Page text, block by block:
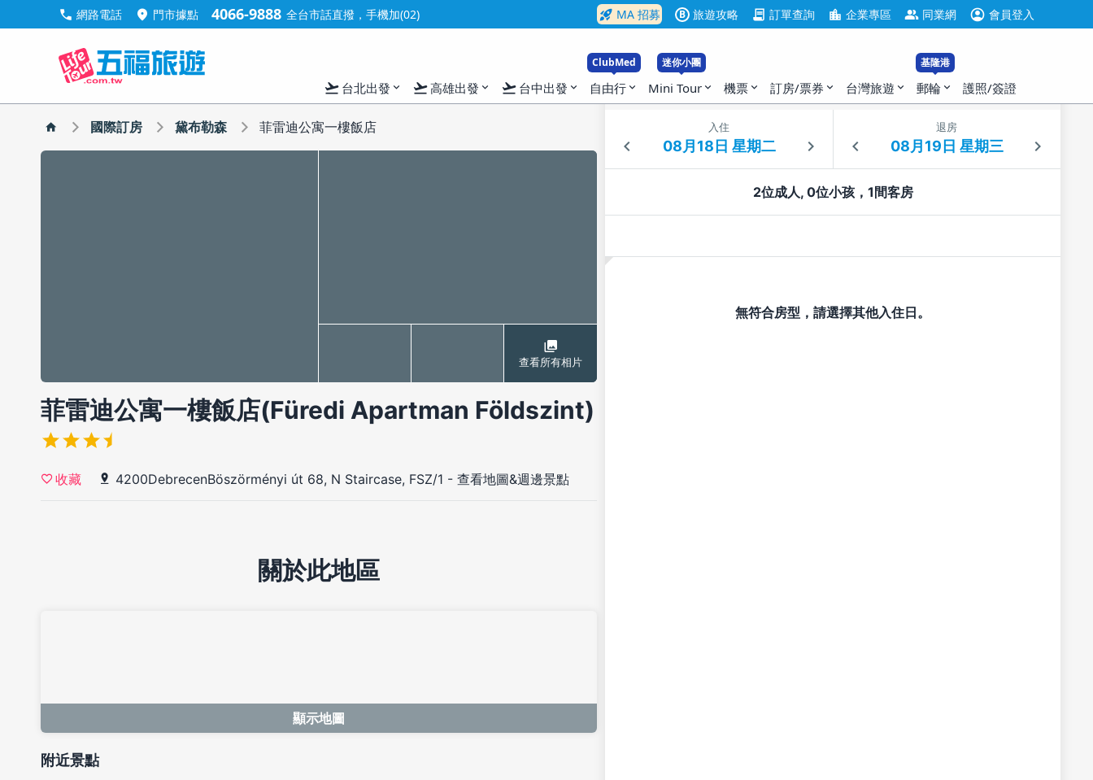
call 網路電話 location_on 門市據點 4066-9888 全台市話直撥，手機加(02) rocket_launch MA 招募 B 旅遊攻略 contract 訂單查詢 location_city 企業專區 group 同業網 account_circle 會員登入
flight_takeoff 台北出發 expand_more flight_takeoff高雄出發 expand_more flight_takeoff 台中出發 expand_more
ClubMed
自由行 expand_more
迷你小團
Mini Tour expand_more 機票 expand_more 訂房/票券 expand_more 台灣旅遊 expand_more
基隆港
郵輪 expand_more 護照/簽證
國際訂房 黛布勒森 菲雷迪公寓一樓飯店
查看所有相片
菲雷迪公寓一樓飯店(Füredi Apartman Földszint)
收藏 4200DebrecenBöszörményi út 68, N Staircase, FSZ/1 - 查看地圖&週邊景點
入住 退房
2位成人, 0位小孩，1間客房
無符合房型，請選擇其他入住日。
關於此地區
顯示地圖
附近景點